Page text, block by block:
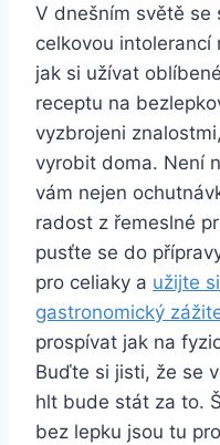
V dnešním světě se
celkovou intolerancí
jak si užívat
receptu na
vyzbrojeni
vyrobit doma. Není
vám nejen
radost z řemeslné
pusťte se do
pro celiaky a užijte
gastronomický
prospívat jak na
Buďte si jisti, že se
hlt bude stát za to.
bez lepku jsou tu